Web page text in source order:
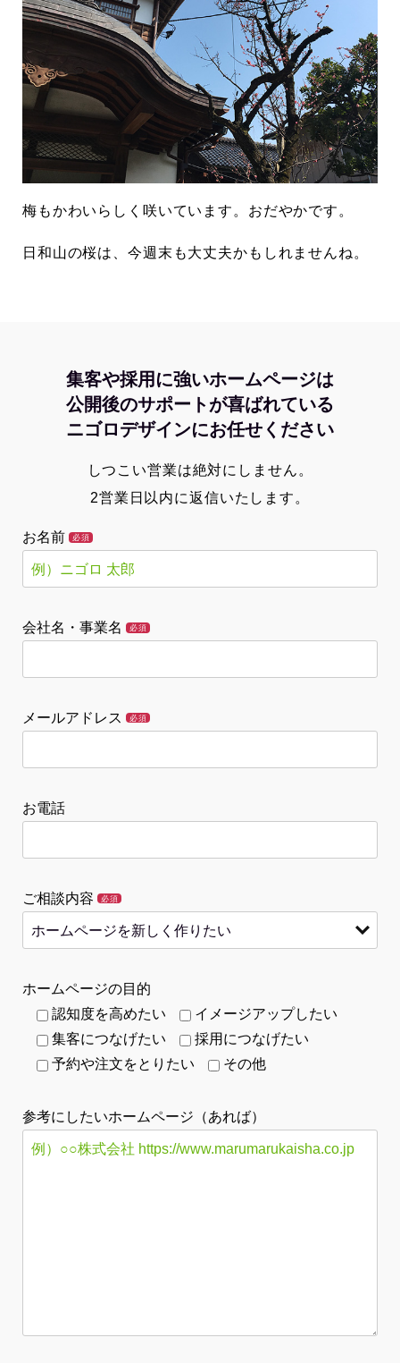
梅もかわいらしく咲いています。おだやかです。
日和山の桜は、今週末も大丈夫かもしれませんね。
集客や採用に強いホームページは
公開後のサポートが喜ばれている
ニゴロデザインにお任せください
しつこい営業は絶対にしません。
2営業日以内に返信いたします。
お名前 必須
会社名・事業名 必須
メールアドレス 必須
お電話
ご相談内容 必須
ホームページの目的
認知度を高めたい
イメージアップしたい
集客につなげたい
採用につなげたい
予約や注文をとりたい
その他
参考にしたいホームページ（あれば）